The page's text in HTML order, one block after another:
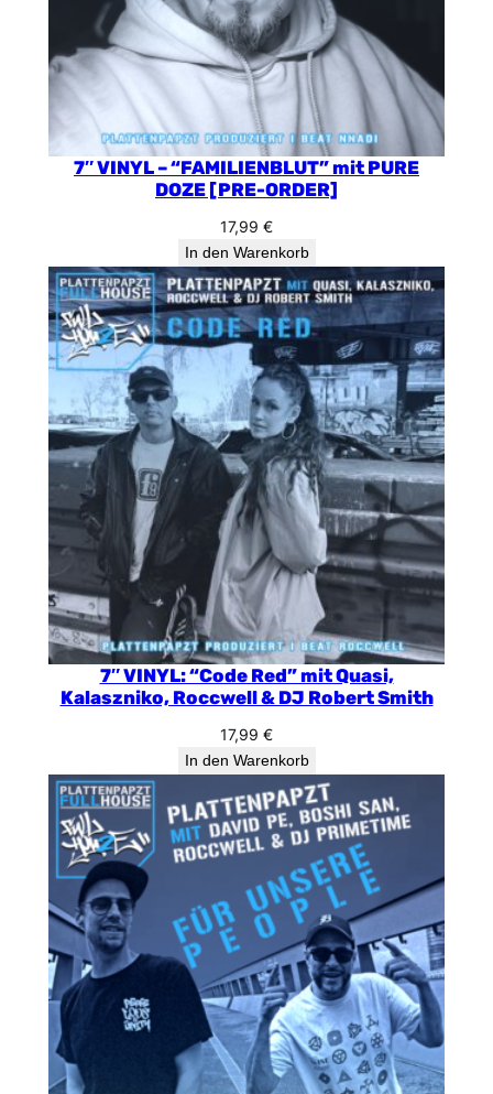
7″ VINYL – “FAMILIENBLUT” mit PURE
DOZE [PRE-ORDER]
17,99 €
In den Warenkorb
7″ VINYL: “Code Red” mit Quasi,
Kalaszniko, Roccwell & DJ Robert Smith
17,99 €
In den Warenkorb